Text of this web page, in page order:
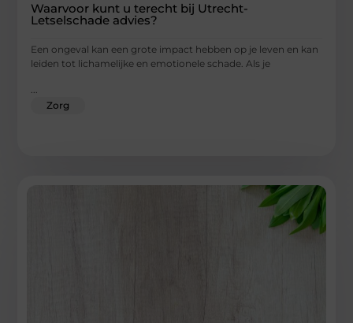
Waarvoor kunt u terecht bij Utrecht-
Letselschade advies?
Een ongeval kan een grote impact hebben op je leven en kan
leiden tot lichamelijke en emotionele schade. Als je
Zorg